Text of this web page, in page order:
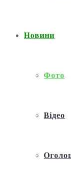
Новини
Фото
Відео